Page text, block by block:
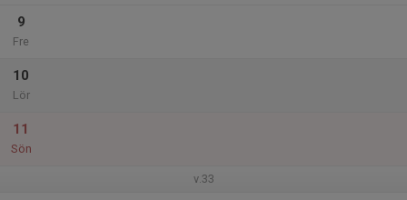
9
Fre
10
Lör
11
Sön
v.33